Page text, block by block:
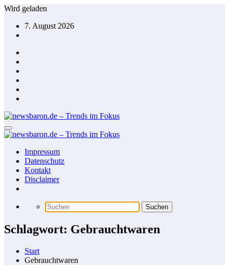
Zum
springen
Wird geladen
7. August 2026
Impressum
Datenschutz
Kontakt
Disclaimer
Schlagwort: Gebrauchtwaren
Start
Gebrauchtwaren